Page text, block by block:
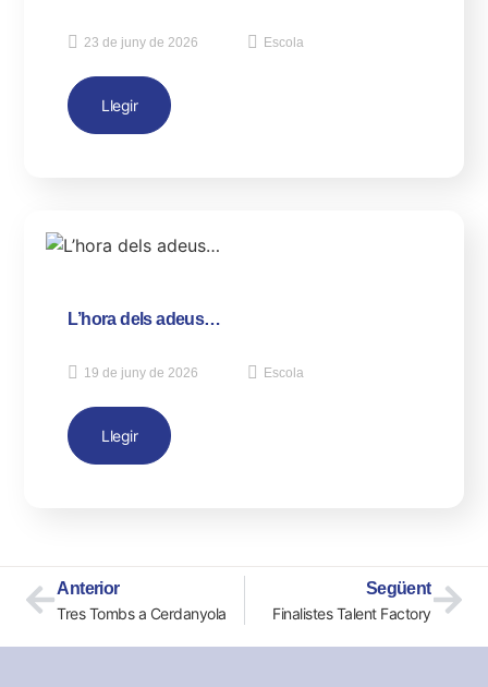
23 de juny de 2026 Escola
Llegir
L’hora dels adeus…
19 de juny de 2026 Escola
Llegir
Anterior
Tres Tombs a Cerdanyola
Següent
Finalistes Talent Factory